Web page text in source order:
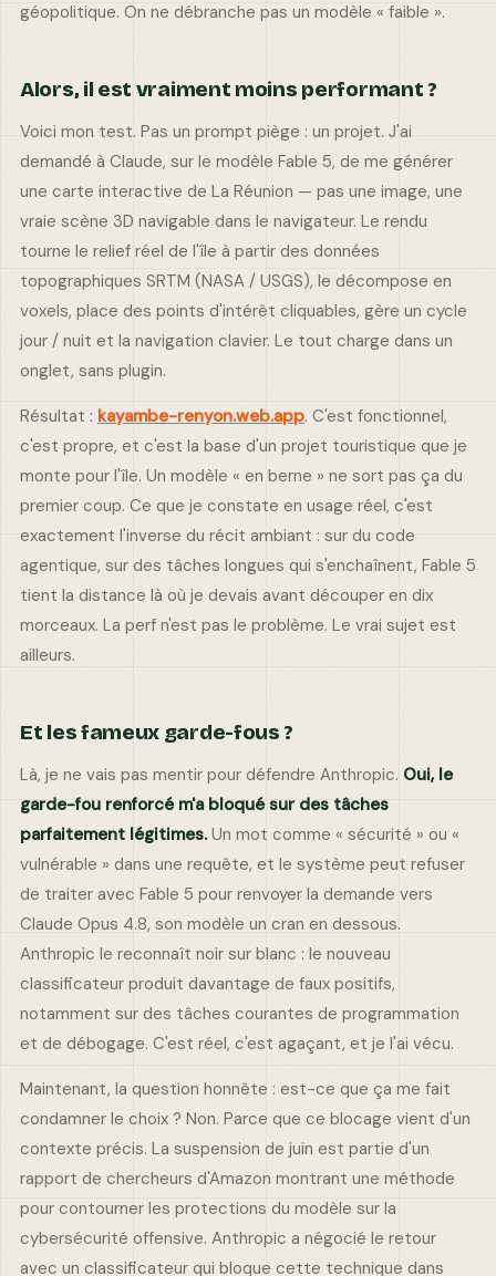
géopolitique. On ne débranche pas un modèle « faible ».
Alors, il est vraiment moins performant ?
Voici mon test. Pas un prompt piège : un projet. J'ai
demandé à Claude, sur le modèle Fable 5, de me générer
une carte interactive de La Réunion — pas une image, une
vraie scène 3D navigable dans le navigateur. Le rendu
tourne le relief réel de l'île à partir des données
topographiques SRTM (NASA / USGS), le décompose en
voxels, place des points d'intérêt cliquables, gère un cycle
jour / nuit et la navigation clavier. Le tout charge dans un
onglet, sans plugin.
Résultat : kayambe-renyon.web.app. C'est fonctionnel,
c'est propre, et c'est la base d'un projet touristique que je
monte pour l'île. Un modèle « en berne » ne sort pas ça du
premier coup. Ce que je constate en usage réel, c'est
exactement l'inverse du récit ambiant : sur du code
agentique, sur des tâches longues qui s'enchaînent, Fable 5
tient la distance là où je devais avant découper en dix
morceaux. La perf n'est pas le problème. Le vrai sujet est
ailleurs.
Et les fameux garde-fous ?
Là, je ne vais pas mentir pour défendre Anthropic. Oui, le
garde-fou renforcé m'a bloqué sur des tâches
parfaitement légitimes. Un mot comme « sécurité » ou «
vulnérable » dans une requête, et le système peut refuser
de traiter avec Fable 5 pour renvoyer la demande vers
Claude Opus 4.8, son modèle un cran en dessous.
Anthropic le reconnaît noir sur blanc : le nouveau
classificateur produit davantage de faux positifs,
notamment sur des tâches courantes de programmation
et de débogage. C'est réel, c'est agaçant, et je l'ai vécu.
Maintenant, la question honnête : est-ce que ça me fait
condamner le choix ? Non. Parce que ce blocage vient d'un
contexte précis. La suspension de juin est partie d'un
rapport de chercheurs d'Amazon montrant une méthode
pour contourner les protections du modèle sur la
cybersécurité offensive. Anthropic a négocié le retour
avec un classificateur qui bloque cette technique dans